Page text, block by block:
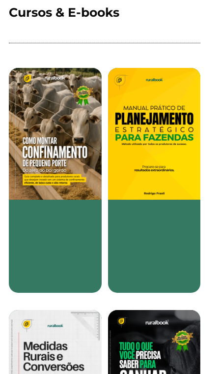
Cursos & E-books